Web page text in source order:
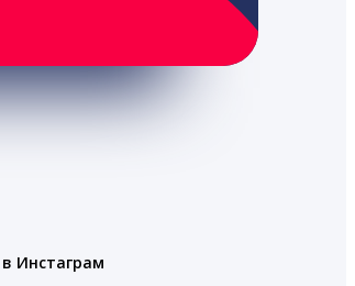
Инстаграм